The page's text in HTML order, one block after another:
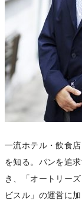
一流ホテル・飲食
を知る。パンを追
き、「オートリー
ビスル」の運営に